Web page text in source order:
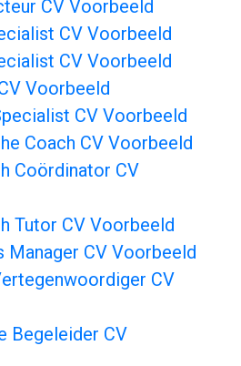
CV Voorbeeld
CV Voorbeeld
CV Voorbeeld
Voorbeeld
CV Voorbeeld
Coach CV Voorbeeld
Coördinator CV
Tutor CV Voorbeeld
Manager CV Voorbeeld
CV
Begeleider CV